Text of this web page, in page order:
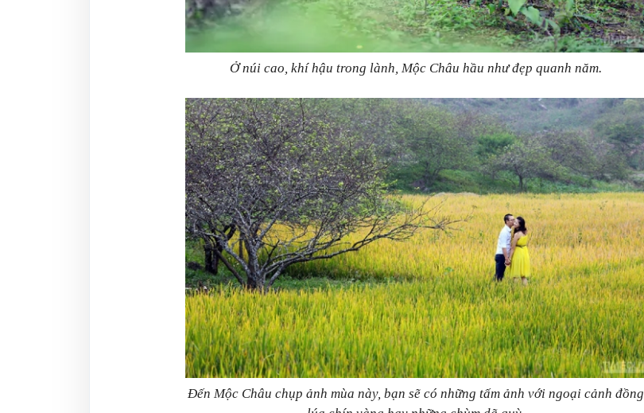
Ở núi cao, khí hậu trong lành, Mộc Châu hầu như đẹp quanh năm.
Đến Mộc Châu chụp ảnh mùa này, bạn sẽ có những tấm ảnh với ngoại cảnh đồng